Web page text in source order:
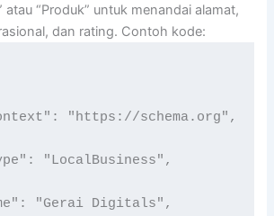
atau “Produk” untuk menandai alamat,
dan rating. Contoh kode:
"https://schema.org",
"LocalBusiness",
"Gerai Digitals",